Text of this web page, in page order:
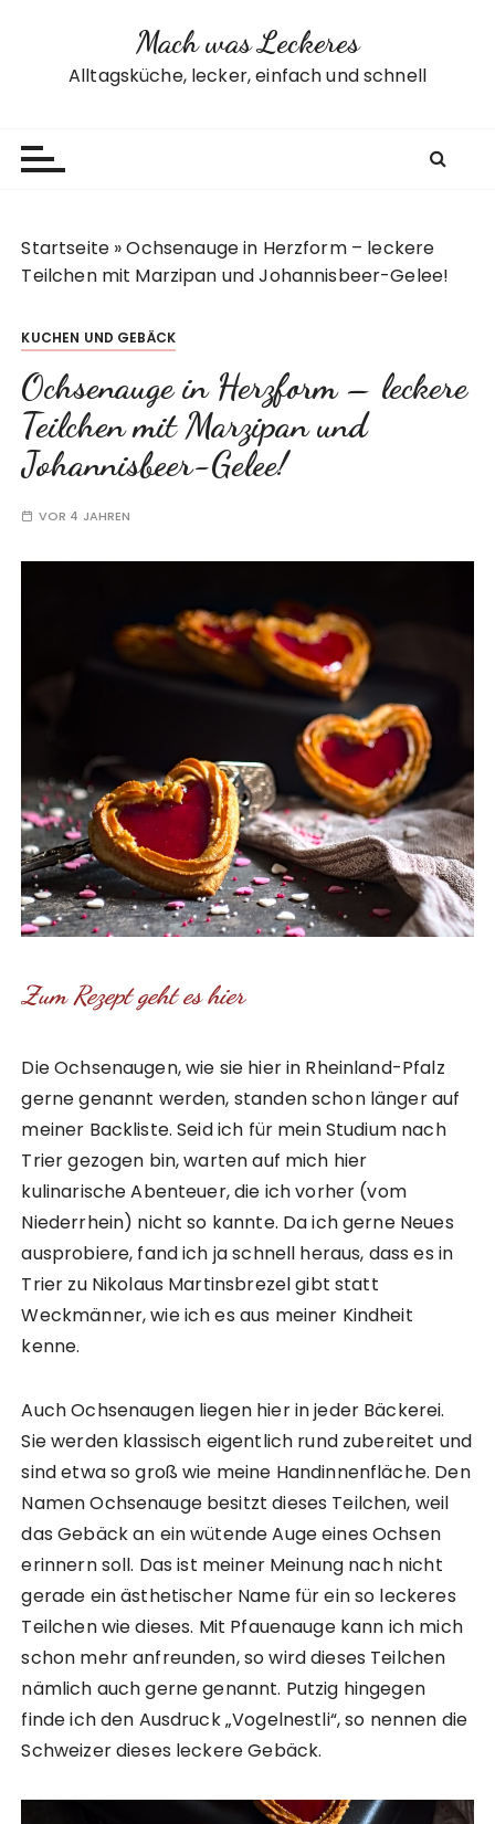
Mach was Leckeres
Alltagsküche, lecker, einfach und schnell
Startseite »Ochsenauge in Herzform – leckere
Teilchen mit Marzipan und Johannisbeer-Gelee!
KUCHEN UND GEBÄCK
Ochsenauge in Herzform – leckere
Teilchen mit Marzipan und
Johannisbeer-Gelee!
VOR 4 JAHREN
Zum Rezept geht es hier
Die Ochsenaugen, wie sie hier in Rheinland-Pfalz
gerne genannt werden, standen schon länger auf
meiner Backliste. Seid ich für mein Studium nach
Trier gezogen bin, warten auf mich hier
kulinarische Abenteuer, die ich vorher (vom
Niederrhein) nicht so kannte. Da ich gerne Neues
ausprobiere, fand ich ja schnell heraus, dass es in
Trier zu Nikolaus Martinsbrezel gibt statt
Weckmänner, wie ich es aus meiner Kindheit
kenne.
Auch Ochsenaugen liegen hier in jeder Bäckerei.
Sie werden klassisch eigentlich rund zubereitet und
sind etwa so groß wie meine Handinnenfläche. Den
Namen Ochsenauge besitzt dieses Teilchen, weil
das Gebäck an ein wütende Auge eines Ochsen
erinnern soll. Das ist meiner Meinung nach nicht
gerade ein ästhetischer Name für ein so leckeres
Teilchen wie dieses. Mit Pfauenauge kann ich mich
schon mehr anfreunden, so wird dieses Teilchen
nämlich auch gerne genannt. Putzig hingegen
finde ich den Ausdruck „Vogelnestli“, so nennen die
Schweizer dieses leckere Gebäck.